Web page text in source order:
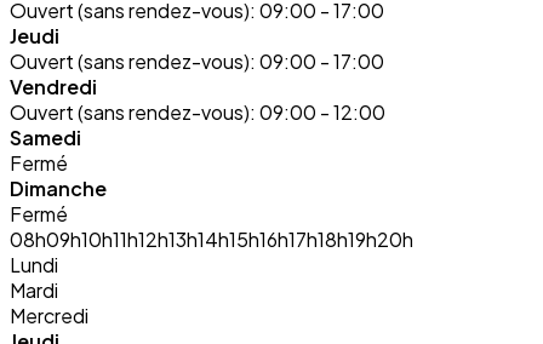
Ouvert (sans rendez-vous): 09:00 - 17:00
Jeudi
Ouvert (sans rendez-vous): 09:00 - 17:00
Vendredi
Ouvert (sans rendez-vous): 09:00 - 12:00
Samedi
Fermé
Dimanche
Fermé
08h09h10h11h12h13h14h15h16h17h18h19h20h
Lundi
Mardi
Mercredi